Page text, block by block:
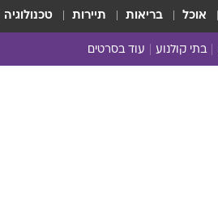
אוכל בריאות תיירות טכנולוגיה
בתי קולנוע עוד בסרטים